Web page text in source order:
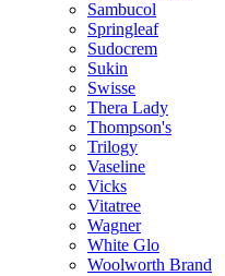
Sambucol
Springleaf
Sudocrem
Sukin
Swisse
Thera Lady
Thompson's
Trilogy
Vaseline
Vicks
Vitatree
Wagner
White Glo
Woolworth Brand